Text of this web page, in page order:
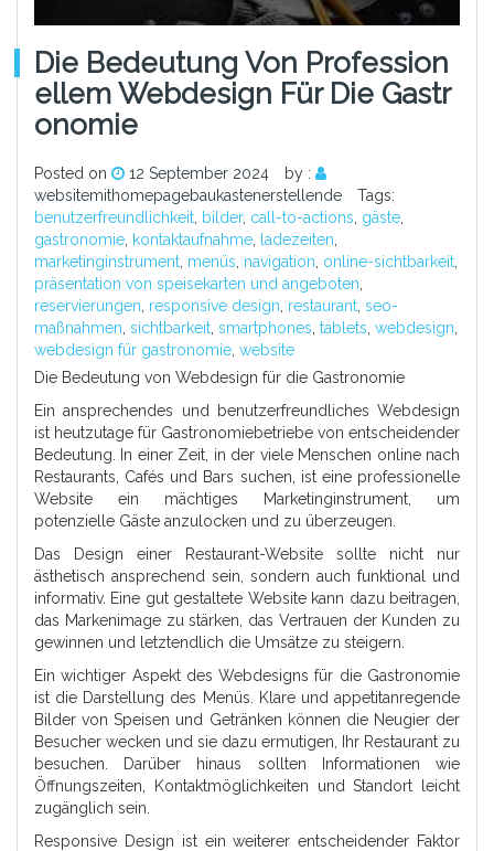
Die Bedeutung Von Profession
Ellem Webdesign Für Die Gastr
Onomie
Posted on 12 September 2024
by :
websitemithomepagebaukastenerstellende
Tags:
benutzerfreundlichkeit bilder, call-to-actions gäste
gastronomie kontaktaufnahme ladezeiten
marketinginstrument menüs navigation online-sichtbarkeit
präsentation von speisekarten und angeboten
reservierungen responsive design restaurant seo-
maßnahmen sichtbarkeit smartphones tablets webdesign
webdesign für gastronomie website
Die Bedeutung von Webdesign für die Gastronomie
Ein ansprechendes und benutzerfreundliches Webdesign
ist heutzutage für Gastronomiebetriebe von entscheidender
Bedeutung. In einer Zeit, in der viele Menschen online nach
Restaurants, Cafés und Bars suchen, ist eine professionelle
Website ein mächtiges Marketinginstrument, um
potenzielle Gäste anzulocken und zu überzeugen.
Das Design einer Restaurant-Website sollte nicht nur
ästhetisch ansprechend sein, sondern auch funktional und
informativ. Eine gut gestaltete Website kann dazu beitragen,
das Markenimage zu stärken, das Vertrauen der Kunden zu
gewinnen und letztendlich die Umsätze zu steigern.
Ein wichtiger Aspekt des Webdesigns für die Gastronomie
ist die Darstellung des Menüs. Klare und appetitanregende
Bilder von Speisen und Getränken können die Neugier der
Besucher wecken und sie dazu ermutigen, Ihr Restaurant zu
besuchen. Darüber hinaus sollten Informationen wie
Öffnungszeiten, Kontaktmöglichkeiten und Standort leicht
zugänglich sein.
Responsive Design ist ein weiterer entscheidender Faktor